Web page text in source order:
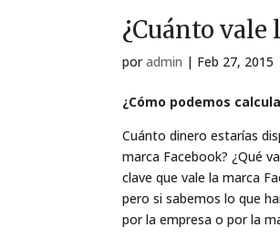
¿Cuánto vale
poradmin | Feb 27, 2015
¿Cómo podemos
Cuánto dinero estarías
marca Facebook? ¿Qué
clave que vale la marca
pero si sabemos lo que
por la empresa o por la